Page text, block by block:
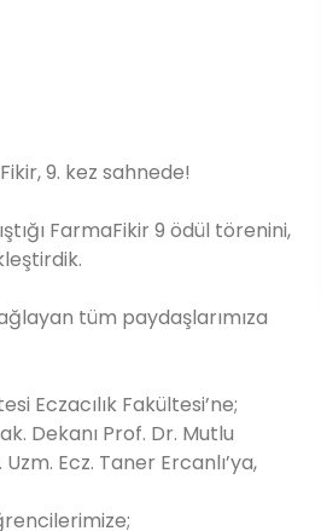
9. kez sahnede!
FarmaFikir 9 ödül törenini,
tüm paydaşlarımıza
Eczacılık Fakültesi’ne;
Dekanı Prof. Dr. Mutlu
Ecz. Taner Ercanlı’ya,